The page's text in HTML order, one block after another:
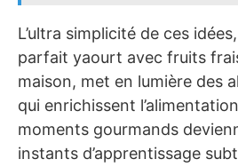
L’ultra simplicité de ces
parfait yaourt avec fruits
maison, met en lumière des
qui enrichissent
moments gourmands
instants d’apprentissage